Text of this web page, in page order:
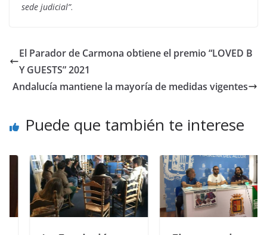
sede judicial”.
El Parador de Carmona obtiene el premio “LOVED B
Y GUESTS” 2021
Andalucía mantiene la mayoría de medidas vigentes
Puede que también te interese